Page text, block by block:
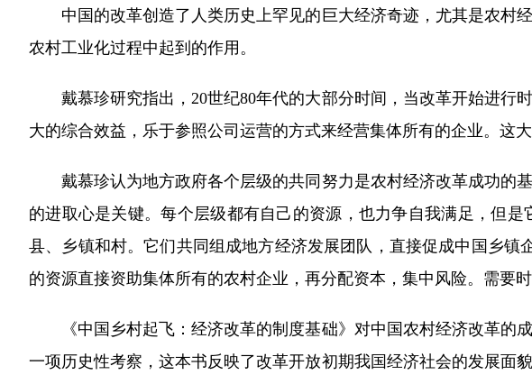
中国的改革创造了人类历史上罕见的巨大经济奇迹，尤其是农村
农村工业化过程中起到的作用。
戴慕珍研究指出，20世纪80年代的大部分时间，当改革开始进行
大的综合效益，乐于参照公司运营的方式来经营集体所有的企业。这
戴慕珍认为地方政府各个层级的共同努力是农村经济改革成功的
的进取心是关键。每个层级都有自己的资源，也力争自我满足，但
县、乡镇和村。它们共同组成地方经济发展团队，直接促成中国乡
的资源直接资助集体所有的农村企业，再分配资本，集中风险。需要
《中国乡村起飞：经济改革的制度基础》对中国农村经济改革的
一项历史性考察，这本书反映了改革开放初期我国经济社会的发展面